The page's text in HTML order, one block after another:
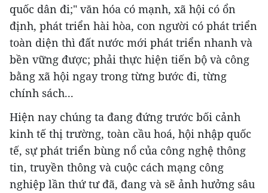
quốc dân đi;" văn hóa có mạnh, xã hội có ổn
định, phát triển hài hòa, con người có phát triển
toàn diện thì đất nước mới phát triển nhanh và
bền vững được; phải thực hiện tiến bộ và công
bằng xã hội ngay trong từng bước đi, từng
chính sách...
Hiện nay chúng ta đang đứng trước bối cảnh
kinh tế thị trường, toàn cầu hoá, hội nhập quốc
tế, sự phát triển bùng nổ của công nghệ thông
tin, truyền thông và cuộc cách mạng công
nghiệp lần thứ tư đã, đang và sẽ ảnh hưởng sâu